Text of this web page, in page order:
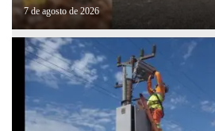
7 de agosto de 2026